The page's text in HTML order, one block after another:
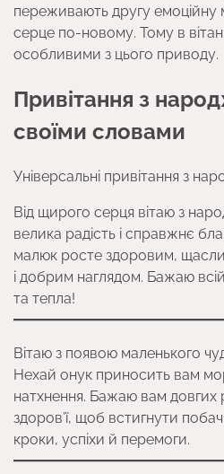
переживають другу емоційну
серце по-новому. Тому в
особливими з цього приводу.
Привітання з
своїми словами
Універсальні привітання з
Від щирого серця вітаю з
велика радість і справжнє
малюк росте здоровим,
і добрим наглядом. Бажаю
та тепла!
Вітаю з появою маленького
Нехай онук приносить вам
натхнення. Бажаю вам довгих
здоров’ї, щоб встигнути
кроки, успіхи й перемоги.